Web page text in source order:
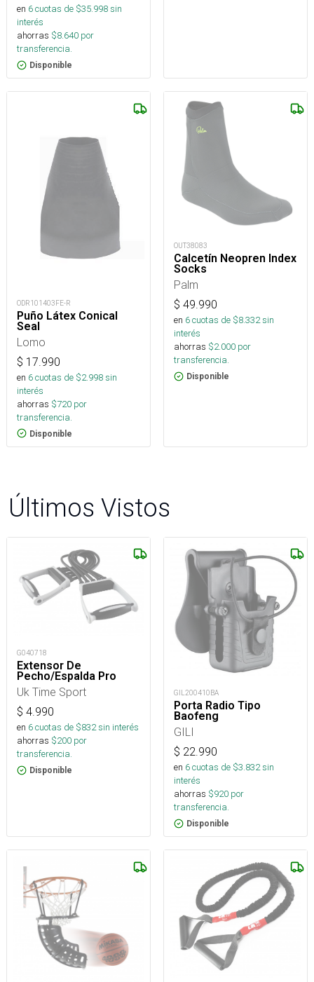
en 6cuotas de $35.998sin
interés
ahorras $8.640 por
transferencia.
Disponible
ODR101403FE-R
Puño Látex Conical
Seal
Lomo
$ 17.990
en 6cuotas de $2.998sin
interés
ahorras $720 por
transferencia.
Disponible
OUT38083
Calcetín Neopren Index
Socks
Palm
$ 49.990
en 6cuotas de $8.332sin
interés
ahorras $2.000 por
transferencia.
Disponible
Últimos Vistos
G040718
Extensor De
Pecho/Espalda Pro
Uk Time Sport
$ 4.990
en 6cuotas de $832sin interés
ahorras $200 por
transferencia.
Disponible
GIL200410BA
Porta Radio Tipo
Baofeng
GILI
$ 22.990
en 6cuotas de $3.832sin
interés
ahorras $920 por
transferencia.
Disponible